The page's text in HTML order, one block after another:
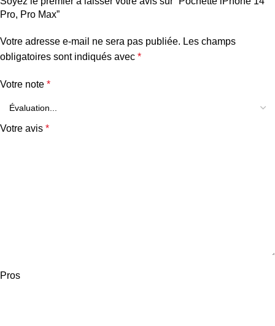
Pro, Pro Max”
Votre adresse e-mail ne sera pas publiée. Les champs
obligatoires sont indiqués avec *
Votre note *
Votre avis *
Pros